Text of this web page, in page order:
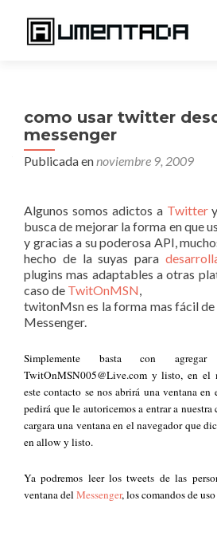
como usar twitter
messenger
Publicada ennoviembre 9, 2009
Algunos somos adictos a Twittery
busca de mejorar la forma en que
y gracias a su poderosa API,
hecho de la suyas para
plugins mas adaptables a otras
caso de TwitOnMSN,
twitonMsn es la forma mas fácil de
Messenger.
Simplemente basta con
TwitOnMSN005@Live.com y listo, en el
este contacto se nos abrirá una ventana en
pedirá que le autoricemos a entrar a
cargara una ventana en el navegador que
en allow y listo.
Ya podremos leer los tweets de las
ventana delMessenger, los comandos de